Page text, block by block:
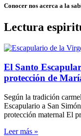
Conocer nos acerca a la
Lectura
El Santo
protección de
Según la tradición
Escapulario a San
protección maternal El
Leer más »